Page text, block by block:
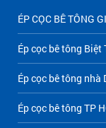
ÉP CỌC BÊ TÔNG
Ép cọc bê tông Biệt
Ép cọc bê tông nhà
Ép cọc bê tông TP